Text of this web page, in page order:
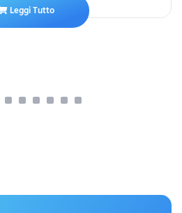
Leggi Tutto